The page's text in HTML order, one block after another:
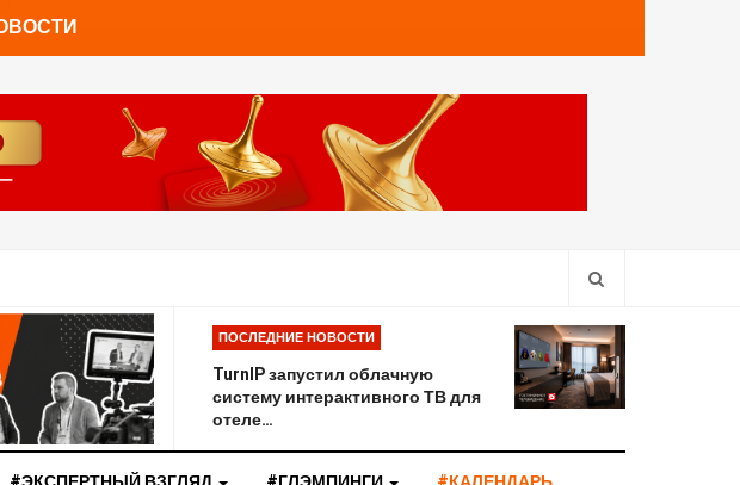
ПОСЛЕДНИЕ НОВОСТИ
TurnIP запустил облачную
систему интерактивного ТВ для
отеле…